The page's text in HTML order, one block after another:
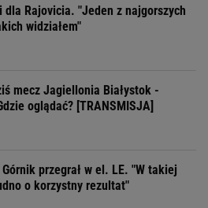
dla Rajovicia. "Jeden z najgorszych
widziałem"
mecz Jagiellonia Białystok -
oglądać? [TRANSMISJA]
przegrał w el. LE. "W takiej
o korzystny rezultat"